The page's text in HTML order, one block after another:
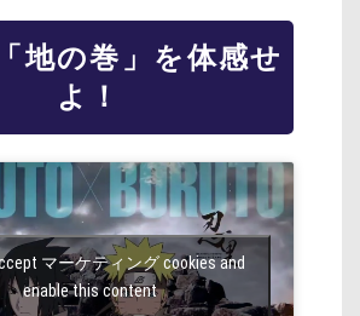
地の巻」を体感せ
よ！
マーケティング cookies and
enable this content